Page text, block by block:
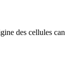
des cellules